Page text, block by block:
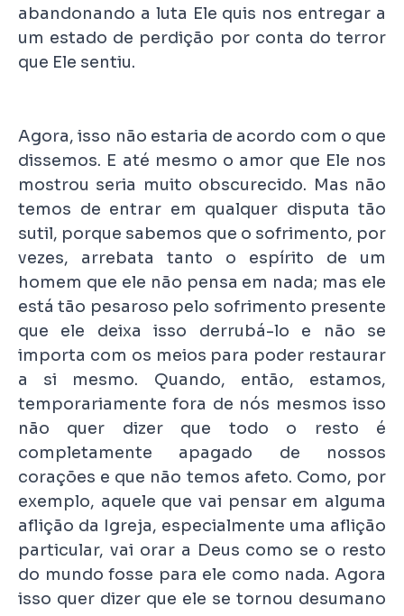
abandonando a luta Ele quis nos entregar a
um estado de perdição por conta do terror
que Ele sentiu.
Agora, isso não estaria de acordo com o que
dissemos. E até mesmo o amor que Ele nos
mostrou seria muito obscurecido. Mas não
temos de entrar em qualquer disputa tão
sutil, porque sabemos que o sofrimento, por
vezes, arrebata tanto o espírito de um
homem que ele não pensa em nada; mas ele
está tão pesaroso pelo sofrimento presente
que ele deixa isso derrubá-lo e não se
importa com os meios para poder restaurar
a si mesmo. Quando, então, estamos,
temporariamente fora de nós mesmos isso
não quer dizer que todo o resto é
completamente apagado de nossos
corações e que não temos afeto. Como, por
exemplo, aquele que vai pensar em alguma
aflição da Igreja, especialmente uma aflição
particular, vai orar a Deus como se o resto
do mundo fosse para ele como nada. Agora
isso quer dizer que ele se tornou desumano